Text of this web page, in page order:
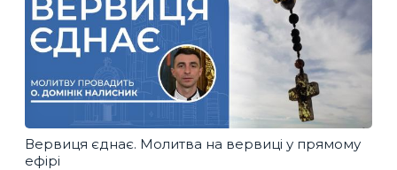
Вервиця єднає. Молитва на вервиці у прямому
ефірі